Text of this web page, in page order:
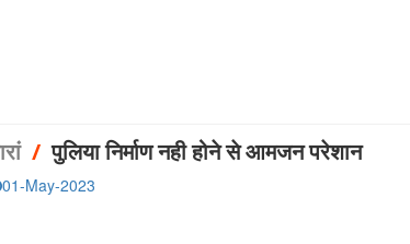
/पुलिया निर्माण नही होने से आमजन परेशान
01-May-2023